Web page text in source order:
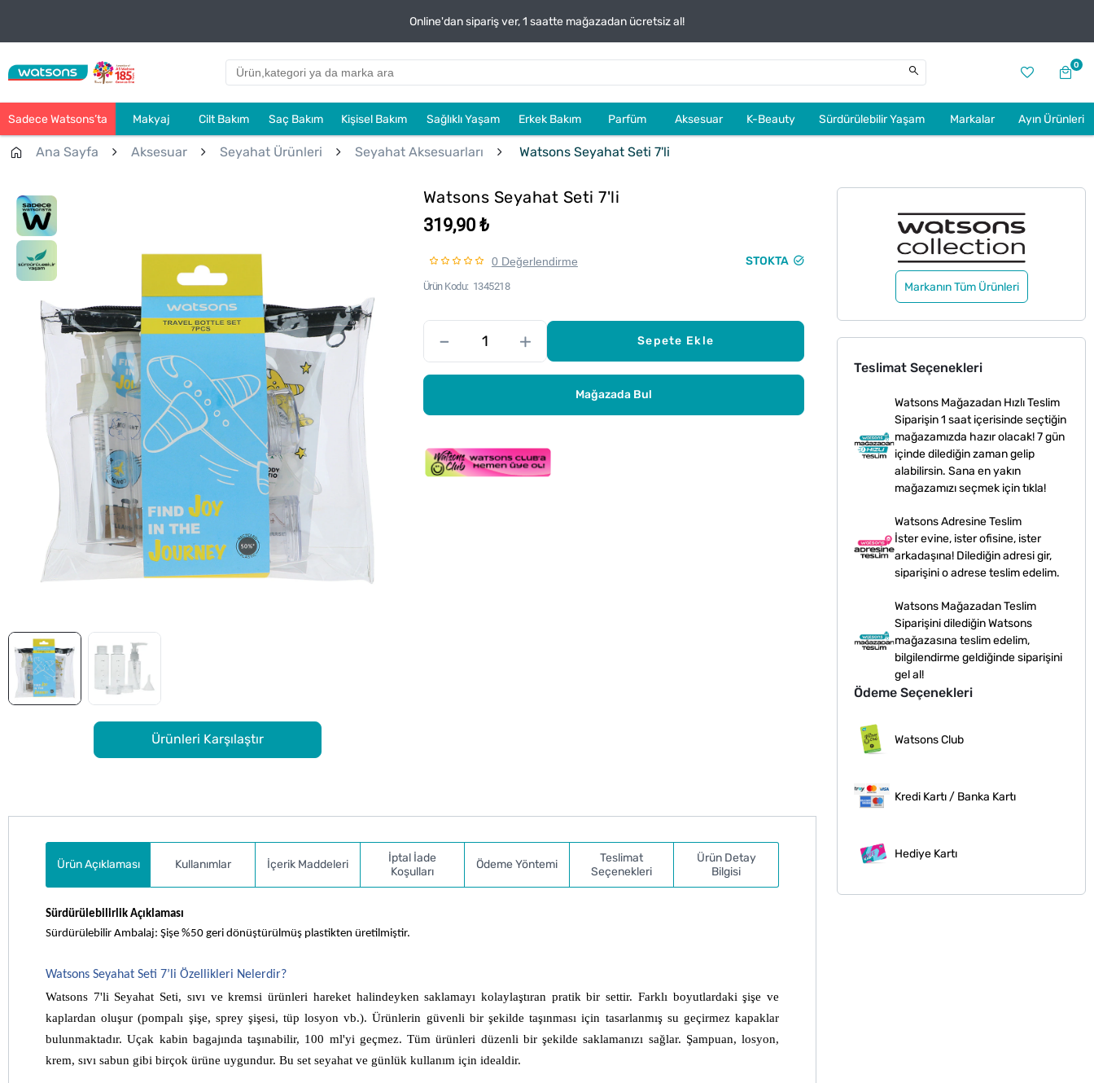
Online'dan sipariş ver, 1 saatte mağazadan ücretsiz al!
0
Sadece Watsons’ta Makyaj Cilt Bakım Saç Bakım Kişisel Bakım Sağlıklı Yaşam Erkek Bakım Parfüm Aksesuar K-Beauty Sürdürülebilir Yaşam Markalar Ayın Ürünleri
Ana Sayfa Aksesuar Seyahat Ürünleri Seyahat Aksesuarları Watsons Seyahat Seti 7'li
Ürünleri Karşılaştır
Watsons Seyahat Seti 7'li
319,90 ₺
0 Değerlendirme STOKTA
Ürün Kodu 1345218
– + Sepete Ekle
Mağazada Bul
Markanın Tüm Ürünleri
Teslimat Seçenekleri
Watsons Mağazadan Hızlı Teslim
Siparişin 1 saat içerisinde seçtiğin
mağazamızda hazır olacak! 7 gün
içinde dilediğin zaman gelip
alabilirsin. Sana en yakın
mağazamızı seçmek için tıkla!
Watsons Adresine Teslim
İster evine, ister ofisine, ister
arkadaşına! Dilediğin adresi gir,
siparişini o adrese teslim edelim.
Watsons Mağazadan Teslim
Siparişini dilediğin Watsons
mağazasına teslim edelim,
bilgilendirme geldiğinde siparişini
gel al!
Ödeme Seçenekleri
Watsons Club
Kredi Kartı / Banka Kartı
Hediye Kartı
Ürün Açıklaması
Kullanımlar İçerik Maddeleri
İptal İade
Koşulları
Ödeme Yöntemi
Teslimat
Seçenekleri
Ürün Detay
Bilgisi
Sürdürülebilirlik Açıklaması
Sürdürülebilir Ambalaj: Şişe %50 geri dönüştürülmüş plastikten üretilmiştir.
Watsons Seyahat Seti 7’li Özellikleri Nelerdir?
Watsons 7'li Seyahat Seti, sıvı ve kremsi ürünleri hareket halindeyken saklamayı kolaylaştıran pratik bir settir. Farklı boyutlardaki şişe ve
kaplardan oluşur (pompalı şişe, sprey şişesi, tüp losyon vb.). Ürünlerin güvenli bir şekilde taşınması için tasarlanmış su geçirmez kapaklar
bulunmaktadır. Uçak kabin bagajında ​​taşınabilir, 100 ml'yi geçmez. Tüm ürünleri düzenli bir şekilde saklamanızı sağlar. Şampuan, losyon,
krem, sıvı sabun gibi birçok ürüne uygundur. Bu set seyahat ve günlük kullanım için idealdir.